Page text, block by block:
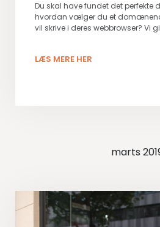
Du skal have fundet det perfekte
hvordan vælger du et
vil skrive i deres webbrowser? Vi
LÆS MERE HER
marts